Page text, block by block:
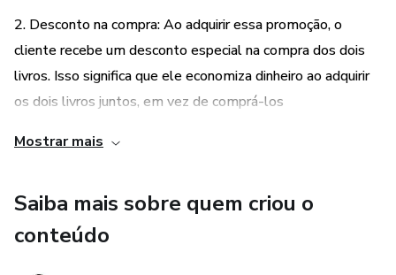
2. Desconto na compra: Ao adquirir essa promoção, o
cliente recebe um desconto especial na compra dos dois
livros. Isso significa que ele economiza dinheiro ao adquirir
os dois livros juntos, em vez de comprá-los
promoção ainda mais atrativa para os interessados em
Mostrar mais
Saiba mais sobre quem criou o
conteúdo